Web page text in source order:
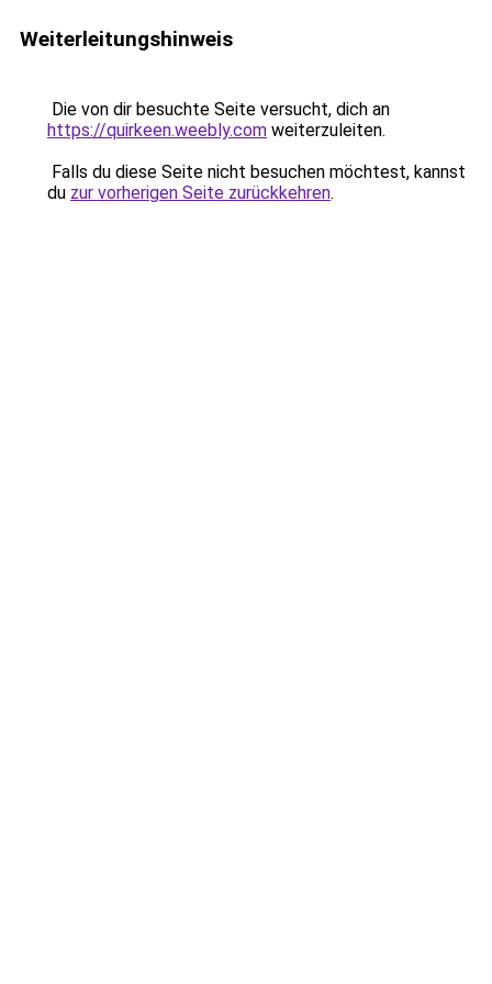
Weiterleitungshinweis
Die von dir besuchte Seite versucht, dich an
https://quirkeen.weebly.com weiterzuleiten.
Falls du diese Seite nicht besuchen möchtest, kannst
du zur vorherigen Seite zurückkehren.